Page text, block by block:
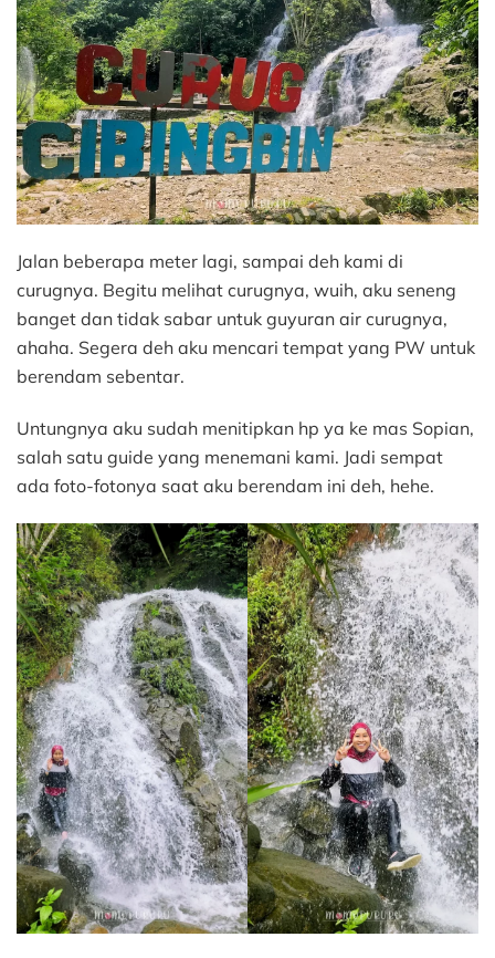
Jalan beberapa meter lagi, sampai deh kami di
curugnya. Begitu melihat curugnya, wuih, aku seneng
banget dan tidak sabar untuk guyuran air curugnya,
ahaha. Segera deh aku mencari tempat yang PW untuk
berendam sebentar.
Untungnya aku sudah menitipkan hp ya ke mas Sopian,
salah satu guide yang menemani kami. Jadi sempat
ada foto-fotonya saat aku berendam ini deh, hehe.